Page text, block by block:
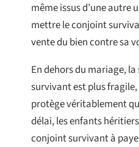
même issus d’une autre
mettre le conjoint
vente du bien contre sa
En dehors du mariage,
survivant est plus fragile,
protège véritablement
délai, les enfants
conjoint survivant à